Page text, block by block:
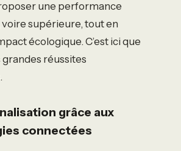
une performance
supérieure, tout en
écologique. C’est ici que
grandes réussites
grâce aux
connectées